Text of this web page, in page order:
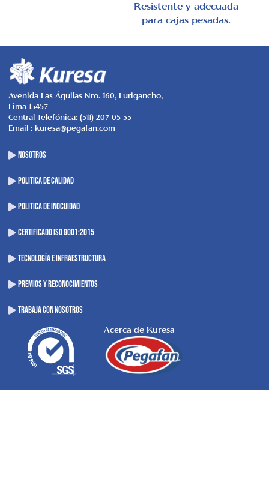
Resistente y adecuada
para cajas pesadas.
Avenida Las Águilas Nro. 160, Lurigancho,
Lima 15457
Central Telefónica: (511) 207 05 55
Email : kuresa@pegafan.com
NOSOTROS
POLITICA DE CALIDAD
POLITICA DE INOCUIDAD
CERTIFICADO ISO 9001:2015
TECNOLOGÍA E INFRAESTRUCTURA
PREMIOS Y RECONOCIMIENTOS
TRABAJA CON NOSOTROS
Acerca de Kuresa